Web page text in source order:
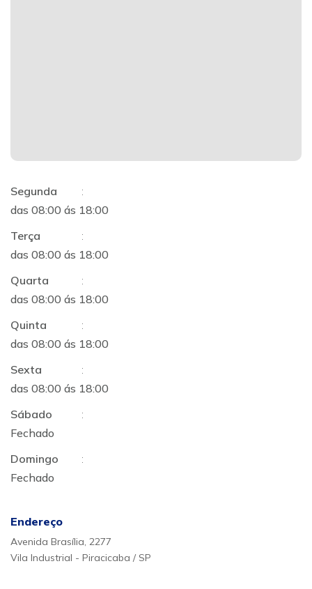
Segunda
:
das 08:00 ás 18:00
Terça
:
das 08:00 ás 18:00
Quarta
:
das 08:00 ás 18:00
Quinta
:
das 08:00 ás 18:00
Sexta
:
das 08:00 ás 18:00
Sábado
:
Fechado
Domingo
:
Fechado
Endereço
Avenida Brasília, 2277
Vila Industrial - Piracicaba / SP